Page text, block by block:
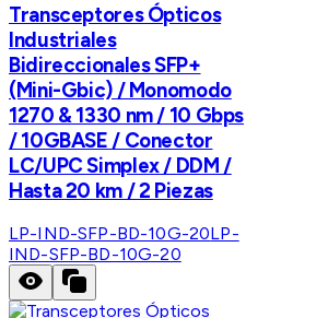
Transceptores Ópticos
Industriales
Bidireccionales SFP+
(Mini-Gbic) / Monomodo
1270 & 1330 nm / 10 Gbps
/ 10GBASE / Conector
LC/UPC Simplex / DDM /
Hasta 20 km / 2 Piezas
LP-IND-SFP-BD-10G-20LP-
IND-SFP-BD-10G-20